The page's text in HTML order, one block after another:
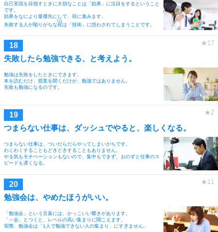
自己実現を目指すときに大切なことは「効果」に注目をするということ
です。
効果をなにより最優先にして、前に進みます。
失敗する人が陥りがちな罠
わな
は「技術」に惑わされてしまうことです。
失敗したら勉強できる、と考えよう。
勉強は失敗をしたときにできます。
本を読むだけ、授業を聞くだけが、勉強ではありません。
失敗も勉強になるのです。
つまらない仕事は、ダッシュでやると、楽しくなる。
つまらない仕事は、ついだらだらやってしまいがちです。
わくわくすることもどきどきすることもありません。
やる気もモチベーションもないので、集中もできず、おのずと仕事のス
ピードも遅くなる。
勉強会は、やめたほうがいい。
「勉強会」という言葉には、かっこいい響きがあります。
「～会」とつくと、レベルの高い集まりに聞こえます。
実際、勉強会は「1人で勉強できない人の集まり」にすぎません。